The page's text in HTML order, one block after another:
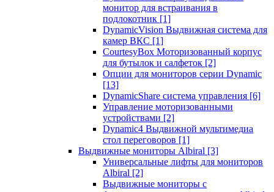
монитор для встраивания в
подлокотник [1]
DynamicVision Выдвижная система для
камер ВКС [1]
CourtesyBox Моторизованный корпус
для бутылок и салфеток [2]
Опции для мониторов серии Dynamic
[13]
DynamicShare система управления [6]
Управление моторизованными
устройствами [2]
Dynamic4 Выдвижной мультимедиа
стол переговоров [1]
Выдвижные мониторы Albiral [3]
Универсальные лифты для мониторов
Albiral [2]
Выдвижные мониторы с